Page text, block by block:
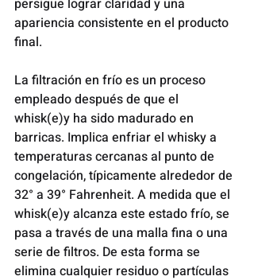
apariencia consistente en el producto
final.
La filtración en frío es un proceso
empleado después de que el
whisk(e)y ha sido madurado en
barricas. Implica enfriar el whisky a
temperaturas cercanas al punto de
congelación, típicamente alrededor de
32° a 39° Fahrenheit. A medida que el
whisk(e)y alcanza este estado frío, se
pasa a través de una malla fina o una
serie de filtros. De esta forma se
elimina cualquier residuo o partículas